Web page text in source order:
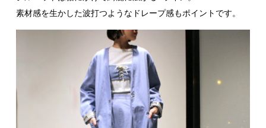
素材感を生かした波打つようなドレープ感もポイントです。